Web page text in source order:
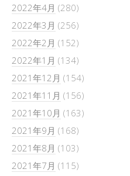
2022年4月 (280)
2022年3月 (256)
2022年2月 (152)
2022年1月 (134)
2021年12月 (154)
2021年11月 (156)
2021年10月 (163)
2021年9月 (168)
2021年8月 (103)
2021年7月 (115)